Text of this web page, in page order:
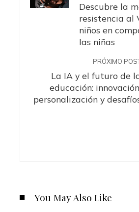
Descubre la
resistencia al
niños en
las niñas
PRÓXIMO
La IA y el futuro de
educación:
personalización y
You May Also Like